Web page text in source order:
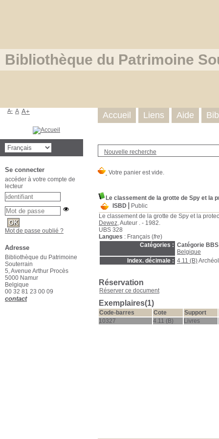
Bibliothèque du Patrimoine
Nouvelle recherche
Le classement de la grotte de Spy et la
ISBD
Public
Le classement de la grotte de Spy et la
Dewez, Auteur . - 1982.
UBS 328
Langues : Français (fre)
Catégories : Catégorie BBS
Belgique
Index. décimale : 4.11 (B)
Réservation
Réserver ce document
Exemplaires(1)
Code-barres Cote
Support
10327
4.11 (B) Livres
Accueil Liens Aide
A- A A+
Se connecter
accéder à votre compte de
lecteur
Mot de passe oublié ?
Adresse
Bibliothèque du Patrimoine
Souterrain
5, Avenue Arthur Procès
5000 Namur
Belgique
00 32 81 23 00 09
contact